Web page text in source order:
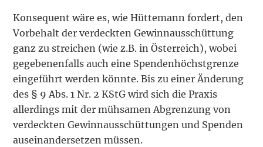
Konsequent wäre es, wie Hüttemann fordert, den
Vorbehalt der verdeckten Gewinnausschüttung
ganz zu streichen (wie z.B. in Österreich), wobei
gegebenenfalls auch eine Spendenhöchstgrenze
eingeführt werden könnte. Bis zu einer Änderung
des § 9 Abs. 1 Nr. 2 KStG wird sich die Praxis
allerdings mit der mühsamen Abgrenzung von
verdeckten Gewinnausschüttungen und Spenden
auseinandersetzen müssen.